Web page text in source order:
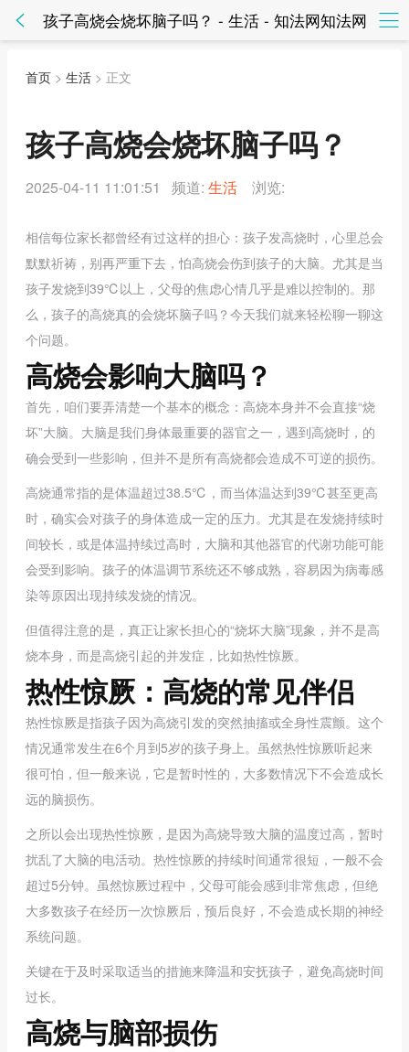
孩子高烧会烧坏脑子吗？ - 生活 - 知法网知法网
首页 > 生活 > 正文
孩子高烧会烧坏脑子吗？
2025-04-11 11:01:51 频道: 生活 浏览:
相信每位家长都曾经有过这样的担心：孩子发高烧时，心里总会
默默祈祷，别再严重下去，怕高烧会伤到孩子的大脑。尤其是当
孩子发烧到39℃以上，父母的焦虑心情几乎是难以控制的。那
么，孩子的高烧真的会烧坏脑子吗？今天我们就来轻松聊一聊这
个问题。
高烧会影响大脑吗？
首先，咱们要弄清楚一个基本的概念：高烧本身并不会直接“烧
坏”大脑。大脑是我们身体最重要的器官之一，遇到高烧时，的
确会受到一些影响，但并不是所有高烧都会造成不可逆的损伤。
高烧通常指的是体温超过38.5℃，而当体温达到39℃甚至更高
时，确实会对孩子的身体造成一定的压力。尤其是在发烧持续时
间较长，或是体温持续过高时，大脑和其他器官的代谢功能可能
会受到影响。孩子的体温调节系统还不够成熟，容易因为病毒感
染等原因出现持续发烧的情况。
但值得注意的是，真正让家长担心的“烧坏大脑”现象，并不是高
烧本身，而是高烧引起的并发症，比如热性惊厥。
热性惊厥：高烧的常见伴侣
热性惊厥是指孩子因为高烧引发的突然抽搐或全身性震颤。这个
情况通常发生在6个月到5岁的孩子身上。虽然热性惊厥听起来
很可怕，但一般来说，它是暂时性的，大多数情况下不会造成长
远的脑损伤。
之所以会出现热性惊厥，是因为高烧导致大脑的温度过高，暂时
扰乱了大脑的电活动。热性惊厥的持续时间通常很短，一般不会
超过5分钟。虽然惊厥过程中，父母可能会感到非常焦虑，但绝
大多数孩子在经历一次惊厥后，预后良好，不会造成长期的神经
系统问题。
关键在于及时采取适当的措施来降温和安抚孩子，避免高烧时间
过长。
高烧与脑部损伤